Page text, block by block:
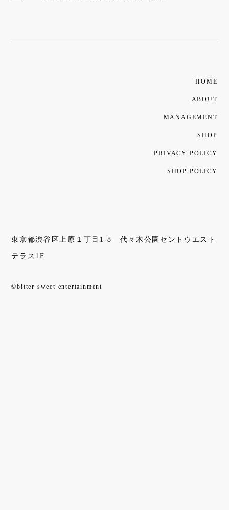
HOME
ABOUT
MANAGEMENT
SHOP
PRIVACY POLICY
SHOP POLICY
東京都渋谷区上原１丁目1-8 代々木公園セントウエスト
テラス1F
©bitter sweet entertainment